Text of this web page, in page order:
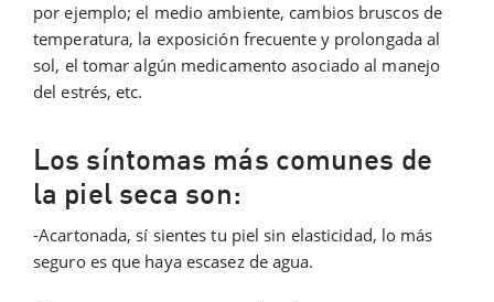
por ejemplo; el medio ambiente, cambios bruscos de
temperatura, la exposición frecuente y prolongada al
sol, el tomar algún medicamento asociado al manejo
del estrés, etc.
Los síntomas más comunes de
la piel seca son:
-Acartonada, sí sientes tu piel sin elasticidad, lo más
seguro es que haya escasez de agua.